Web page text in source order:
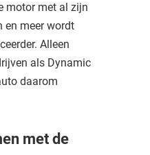
motor met al zijn
en meer wordt
Alleen
als Dynamic
daarom
met de